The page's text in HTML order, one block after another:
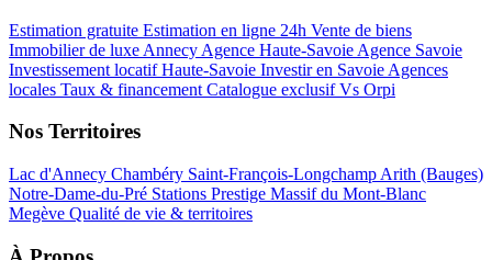
Estimation gratuite Estimation en ligne 24h Vente de biens
Immobilier de luxe Annecy Agence Haute-Savoie Agence Savoie
Investissement locatif Haute-Savoie Investir en Savoie Agences
locales Taux & financement Catalogue exclusifVs Orpi
Nos Territoires
Lac d'Annecy Chambéry Saint-François-Longchamp Arith (Bauges)
Notre-Dame-du-Pré Stations Prestige Massif du Mont-Blanc
Megève Qualité de vie & territoires